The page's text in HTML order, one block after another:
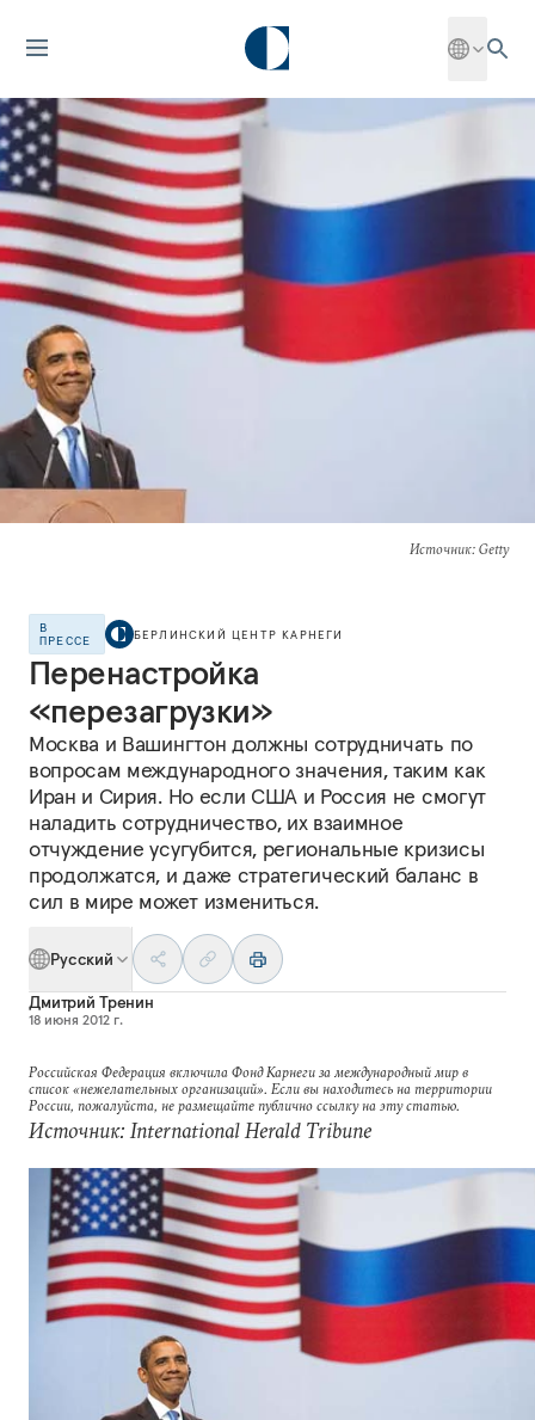
Источник: Getty
В
ПРЕССЕ
БЕРЛИНСКИЙ ЦЕНТР КАРНЕГИ
Перенастройка
«перезагрузки»
Москва и Вашингтон должны сотрудничать по
вопросам международного значения, таким как
Иран и Сирия. Но если США и Россия не смогут
наладить сотрудничество, их взаимное
отчуждение усугубится, региональные кризисы
продолжатся, и даже стратегический баланс в
сил в мире может измениться.
Русский
Дмитрий Тренин
18 июня 2012 г.
Российская Федерация включила Фонд Карнеги за международный мир в
список «нежелательных организаций». Если вы находитесь на территории
России, пожалуйста, не размещайте публично ссылку на эту статью.
Источник: International Herald Tribune